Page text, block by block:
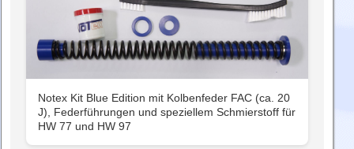
Notex Kit Blue Edition mit Kolbenfeder FAC (ca. 20
J), Federführungen und speziellem Schmierstoff für
HW 77 und HW 97